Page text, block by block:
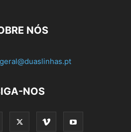
NÓS
geral@duaslinhas.pt
NOS